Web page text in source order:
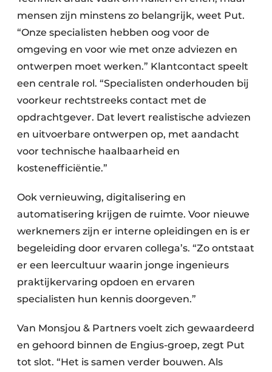
mensen zijn minstens zo belangrijk, weet Put.
“Onze specialisten hebben oog voor de
omgeving en voor wie met onze adviezen en
ontwerpen moet werken.” Klantcontact speelt
een centrale rol. “Specialisten onderhouden bij
voorkeur rechtstreeks contact met de
opdrachtgever. Dat levert realistische adviezen
en uitvoerbare ontwerpen op, met aandacht
voor technische haalbaarheid en
kostenefficiëntie.”
Ook vernieuwing, digitalisering en
automatisering krijgen de ruimte. Voor nieuwe
werknemers zijn er interne opleidingen en is er
begeleiding door ervaren collega’s. “Zo ontstaat
er een leercultuur waarin jonge ingenieurs
praktijkervaring opdoen en ervaren
specialisten hun kennis doorgeven.”
Van Monsjou & Partners voelt zich gewaardeerd
en gehoord binnen de Engius-groep, zegt Put
tot slot. “Het is samen verder bouwen. Als